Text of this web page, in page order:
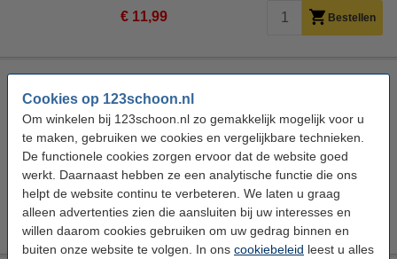
Cookies op 123schoon.nl
Om winkelen bij 123schoon.nl zo gemakkelijk mogelijk voor u
te maken, gebruiken we cookies en vergelijkbare technieken.
De functionele cookies zorgen ervoor dat de website goed
werkt. Daarnaast hebben ze een analytische functie die ons
helpt de website continu te verbeteren. We laten u graag
alleen advertenties zien die aansluiten bij uw interesses en
willen daarom cookies gebruiken om uw gedrag binnen en
buiten onze website te volgen. In ons cookiebeleid leest u alles
€ 11,99 Bestellen
Ecostyle LuisVrij tegen luizen op rozen (750 ml)
Ecostyle Ongediertebestrijding
Bekijk de specificaties en beschrijving
Direct leverbaar
Morgen in huis
€ 11,99 Bestellen